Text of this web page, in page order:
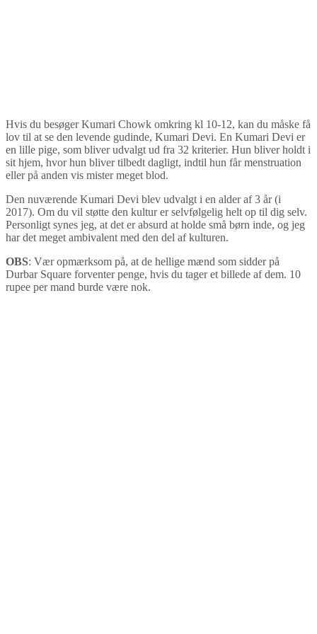
Hvis du besøger Kumari Chowk omkring kl 10-12, kan du måske få
lov til at se den levende gudinde, Kumari Devi. En Kumari Devi er
en lille pige, som bliver udvalgt ud fra 32 kriterier. Hun bliver holdt i
sit hjem, hvor hun bliver tilbedt dagligt, indtil hun får menstruation
eller på anden vis mister meget blod.
Den nuværende Kumari Devi blev udvalgt i en alder af 3 år (i
2017). Om du vil støtte den kultur er selvfølgelig helt op til dig selv.
Personligt synes jeg, at det er absurd at holde små børn inde, og jeg
har det meget ambivalent med den del af kulturen.
OBS: Vær opmærksom på, at de hellige mænd som sidder på
Durbar Square forventer penge, hvis du tager et billede af dem. 10
rupee per mand burde være nok.